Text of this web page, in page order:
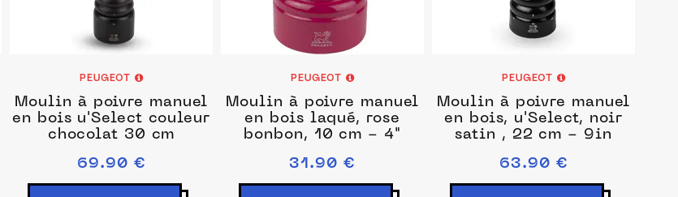
PEUGEOT
Moulin à poivre manuel
en bois u'Select couleur
chocolat 30 cm
69.90 €
PEUGEOT
Moulin à poivre manuel
en bois laqué, rose
bonbon, 10 cm - 4"
31.90 €
PEUGEOT
Moulin à poivre manuel
en bois, u'Select, noir
satin , 22 cm - 9in
63.90 €